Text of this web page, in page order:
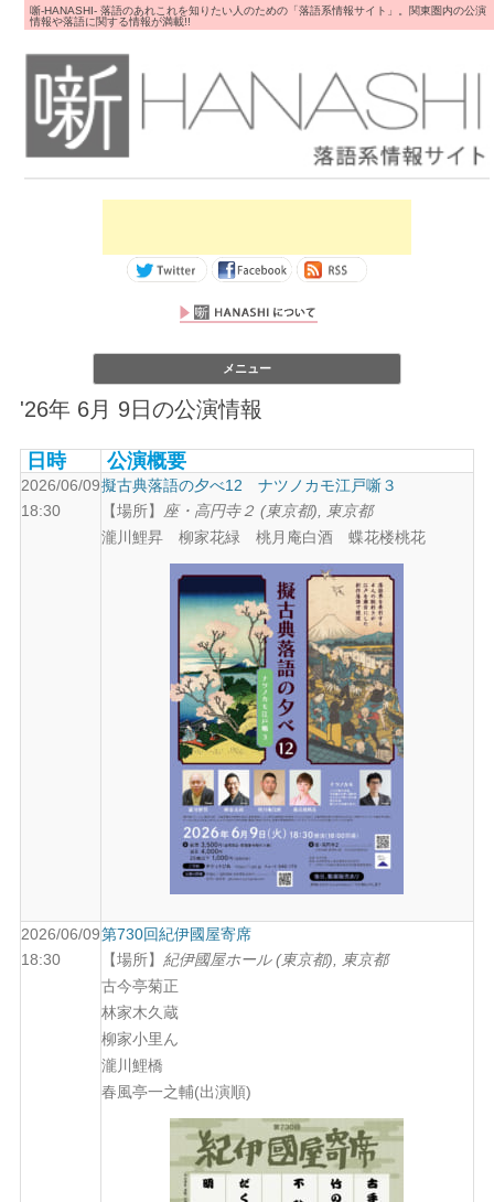
噺-HANASHI- 落語のあれこれを知りたい人のための「落語系情報サイト」。関東圏内の公演
情報や落語に関する情報が満載!!
メニュー
'26年 6月 9日の公演情報
日時 公演概要
2026/06/09
18:30
擬古典落語の夕べ12 ナツノカモ江戸噺３
【場所】
座・高円寺２ (東京都), 東京都
瀧川鯉昇 柳家花緑 桃月庵白酒 蝶花楼桃花
2026/06/09
18:30
第730回紀伊國屋寄席
【場所】 紀伊國屋ホール (東京都), 東京都
古今亭菊正
林家木久蔵
柳家小里ん
瀧川鯉橋
春風亭一之輔(出演順)